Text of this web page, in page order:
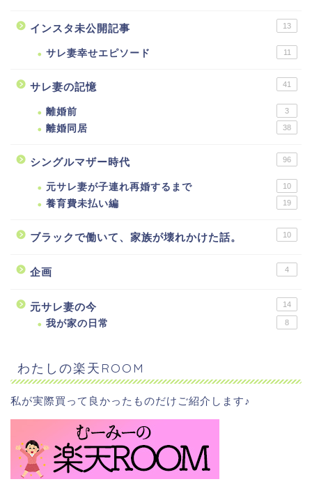
インスタ未公開記事 13
サレ妻幸せエピソード 11
サレ妻の記憶 41
離婚前 3
離婚同居 38
シングルマザー時代 96
元サレ妻が子連れ再婚するまで 10
養育費未払い編 19
ブラックで働いて、家族が壊れかけた話。 10
企画 4
元サレ妻の今 14
我が家の日常 8
わたしの楽天ROOM
私が実際買って良かったものだけご紹介します♪